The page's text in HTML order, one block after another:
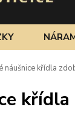
náušnice křídla